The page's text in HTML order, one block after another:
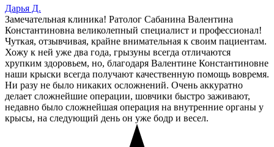
Дарья Д.
Замечательная клиника! Ратолог Сабанина Валентина
Константиновна великолепный специалист и профессионал!
Чуткая, отзывчивая, крайне внимательная к своим пациентам.
Хожу к ней уже два года, грызуны всегда отличаются
хрупким здоровьем, но, благодаря Валентине Константиновне
наши крыски всегда получают качественную помощь вовремя.
Ни разу не было никаких осложнений. Очень аккуратно
делает сложнейшие операции, шовчики быстро заживают,
недавно было сложнейшая операция на внутренние органы у
крысы, на следующий день он уже бодр и весел.